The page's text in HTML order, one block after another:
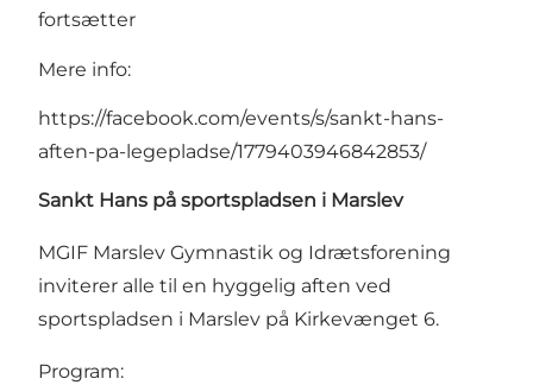
fortsætter
Mere info:
https://facebook.com/events/s/sankt-hans-
aften-pa-legepladse/1779403946842853/
Sankt Hans på sportspladsen i Marslev
MGIF Marslev Gymnastik og Idrætsforening
inviterer alle til en hyggelig aften ved
sportspladsen i Marslev på Kirkevænget 6.
Program: